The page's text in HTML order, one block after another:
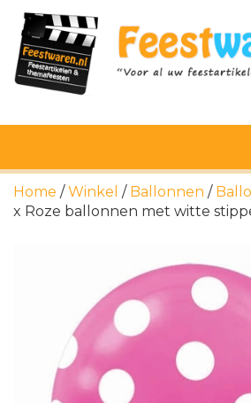
Home /Winkel / Ballonnen /
x Roze ballonnen met witte